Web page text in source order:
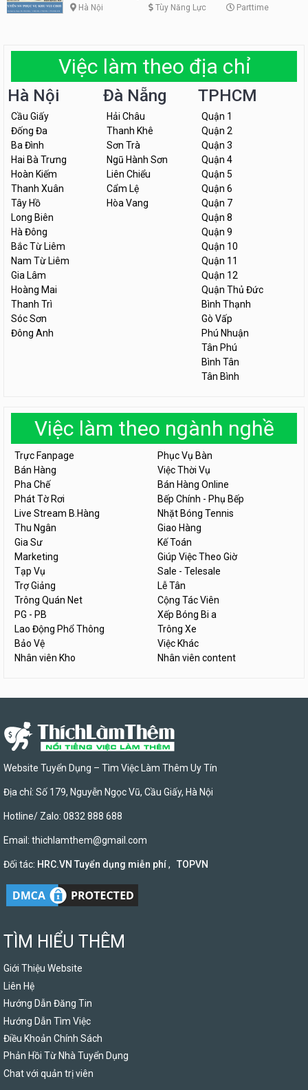
Hà Nội Tùy Năng Lực Parttime
Việc làm theo địa chỉ
Hà Nội
Cầu Giấy
Đống Đa
Ba Đình
Hai Bà Trưng
Hoàn Kiếm
Thanh Xuân
Tây Hồ
Long Biên
Hà Đông
Bắc Từ Liêm
Nam Từ Liêm
Gia Lâm
Hoàng Mai
Thanh Trì
Sóc Sơn
Đông Anh
Đà Nẵng
Hải Châu
Thanh Khê
Sơn Trà
Ngũ Hành Sơn
Liên Chiểu
Cẩm Lệ
Hòa Vang
TPHCM
Quận 1
Quận 2
Quận 3
Quận 4
Quận 5
Quận 6
Quận 7
Quận 8
Quận 9
Quận 10
Quận 11
Quận 12
Quận Thủ Đức
Bình Thạnh
Gò Vấp
Phú Nhuận
Tân Phú
Bình Tân
Tân Bình
Việc làm theo ngành nghề
Trực Fanpage
Phục Vụ Bàn
Bán Hàng
Việc Thời Vụ
Pha Chế
Bán Hàng Online
Phát Tờ Rơi
Bếp Chính - Phụ Bếp
Live Stream B.Hàng
Nhặt Bóng Tennis
Thu Ngân
Giao Hàng
Gia Sư
Kế Toán
Marketing
Giúp Việc Theo Giờ
Tạp Vụ
Sale - Telesale
Trợ Giảng
Lễ Tân
Trông Quán Net
Cộng Tác Viên
PG - PB
Xếp Bóng Bi a
Lao Động Phổ Thông
Trông Xe
Bảo Vệ
Việc Khác
Nhân viên Kho
Nhân viên content
Website Tuyển Dụng – Tìm Việc Làm Thêm Uy Tín
Địa chỉ: Số 179, Nguyễn Ngọc Vũ, Cầu Giấy, Hà Nội
Hotline/ Zalo: 0832 888 688
Email: thichlamthem@gmail.com
Đối tác: HRC.VN Tuyển dụng miễn phí, TOPVN
TÌM HIỂU THÊM
Giới Thiệu Website
Liên Hệ
Hướng Dẫn Đăng Tin
Hướng Dẫn Tìm Việc
Điều Khoản Chính Sách
Phản Hồi Từ Nhà Tuyển Dụng
Chat với quản trị viên